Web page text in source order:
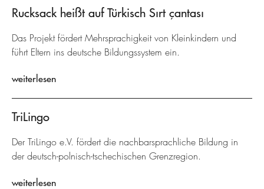
Rucksack heißt auf Türkisch Sırt çantası
Das Projekt fördert Mehrsprachigkeit von Kleinkindern und
führt Eltern ins deutsche Bildungssystem ein.
weiterlesen
TriLingo
Der TriLingo e.V. fördert die nachbarsprachliche Bildung in
der deutsch-polnisch-tschechischen Grenzregion.
weiterlesen